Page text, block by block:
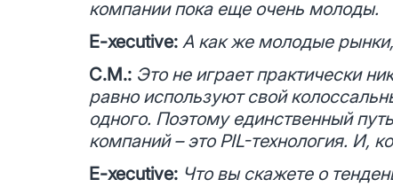
компании пока еще очень молоды.
E-xecutive: А как же молодые
С.М.: Это не играет практически
равно используют свой
одного. Поэтому единственный
компаний – это PIL-технология. И,
E-xecutive: Что вы скажете о